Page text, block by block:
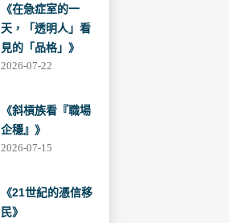
《在急症室的一
天，「透明人」看
見的「品格」》
2026-07-22
《斜槓族看『職場
企穩』》
2026-07-15
《21世紀的憑信移
民》